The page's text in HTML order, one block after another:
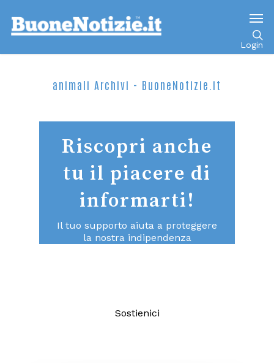
Login
animali Archivi - BuoneNotizie.it
Riscopri anche
tu il piacere di
informarti!
Il tuo supporto aiuta a proteggere
la nostra indipendenza
Sostienici